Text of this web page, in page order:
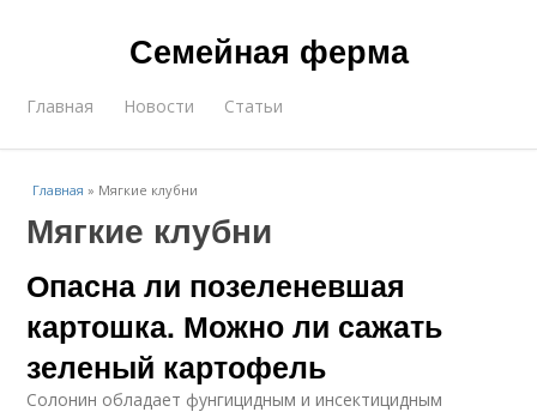
Семейная ферма
Главная Новости Статьи
Главная » Мягкие клубни
Мягкие клубни
Опасна ли позеленевшая
картошка. Можно ли сажать
зеленый картофель
Солонин обладает фунгицидным и инсектицидным